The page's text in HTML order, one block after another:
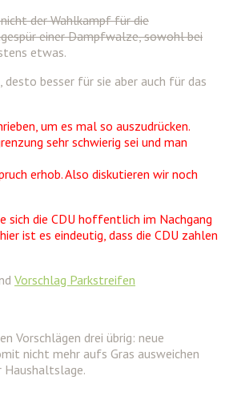
der Wahlkampf für die
einer Dampfwalze, sowohl bei
etwas.
besser für sie aber auch für das
um es mal so auszudrücken.
sehr schwierig sei und man
erhob. Also diskutieren wir noch
sich die CDU hoffentlich im Nachgang
ist es eindeutig, dass die CDU zahlen
Vorschlag Parkstreifen
Vorschlägen drei übrig: neue
nicht mehr aufs Gras ausweichen
Haushaltslage.